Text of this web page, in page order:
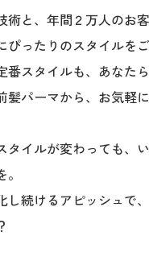
術と、年間２万人のお
ぴったりのスタイルをご
番スタイルも、あなた
髪パーマから、お気軽
タイルが変わっても、
し続けるアピッシュで